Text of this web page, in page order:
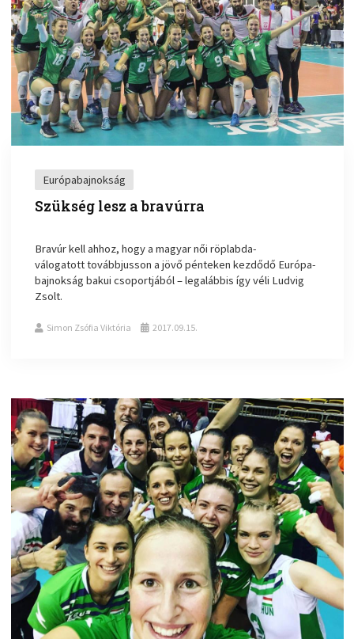
Európabajnokság
Szükség lesz a bravúrra
Bravúr kell ahhoz, hogy a magyar női röplabda-
válogatott továbbjusson a jövő pénteken kezdődő Európa-
bajnokság bakui csoportjából – legalábbis így véli Ludvig
Zsolt.
Simon Zsófia Viktória 2017.09.15.